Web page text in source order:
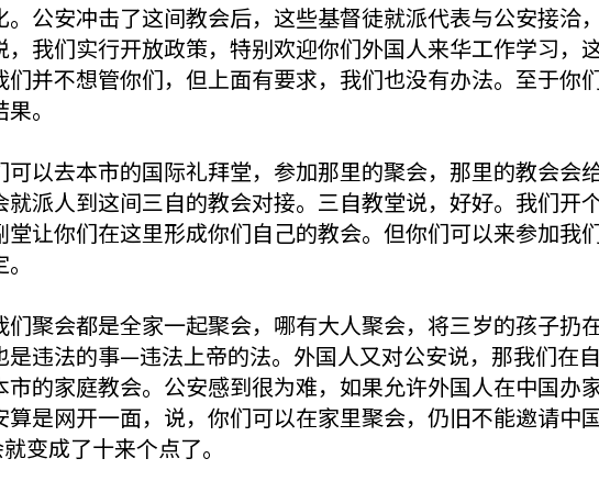
公安冲击了这间教会后，这些基督徒就派代表与公安接洽
我们实行开放政策，特别欢迎你们外国人来华工作学习，
并不想管你们，但上面有要求，我们也没有办法。至于你
。
以去本市的国际礼拜堂，参加那里的聚会，那里的教会会
派人到这间三自的教会对接。三自教堂说，好好。我们开
让你们在这里形成你们自己的教会。但你们可以来参加我
聚会都是全家一起聚会，哪有大人聚会，将三岁的孩子扔
违法的事—违法上帝的法。外国人又对公安说，那我们在
的家庭教会。公安感到很为难，如果允许外国人在中国办
是网开一面，说，你们可以在家里聚会，仍旧不能邀请中
变成了十来个点了。